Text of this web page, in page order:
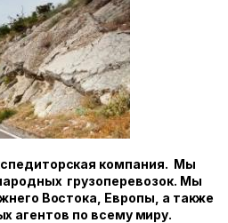
компания. Мы
грузоперевозок. Мы
Востока, Европы, а также
агентов по всему миру.